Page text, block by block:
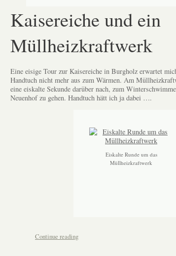
Kaisereiche und ein
Müllheizkraftwerk
Eine eisige Tour zur Kaisereiche in Burgholz erwartet
Handtuch nicht mehr aus zum Wärmen. Am
eine eiskalte Sekunde darüber nach, zum
Neuenhof zu gehen. Handtuch hätt ich ja dabei ….
Eiskalte Runde um das
Müllheizkraftwerk
Continue reading